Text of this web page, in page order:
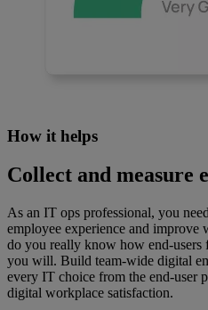
How it helps
Collect and measure
As an IT ops professional, you
employee experience and
do you really know how end-users
you will. Build team-wide digital
every IT choice from the end-user
digital workplace satisfaction.